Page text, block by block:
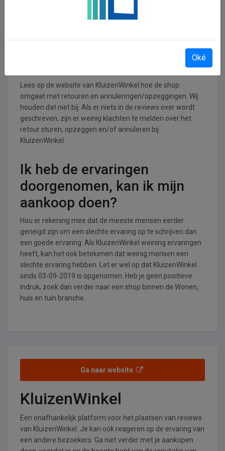
KluizenWinkel is actief in de Wonen, huis en tuin branche.
annuleren bij KluizenWinkel
Lees op de website van KluizenWinkel hoe de shop
omgaat met retouren en annuleringen/opzeggingen. Wij
houden dat niet bij. Als er niets in de reviews over wordt
geschreven, zijn er weinig klachten te melden over het
retour sturen, opzeggen en/of annuleren bij
KluizenWinkel.
Ik heb de ervaringen
doorgenomen, kan ik mijn
aankoop doen?
Hou er rekening mee dat de meeste mensen eerder
geneigd zijn om een slechte ervaring op te schrijven dan
een goede ervaring. Als KluizenWinkel weining ervaringen
heeft, kan het ook betekenen dat weinig mensen een
slechte ervaring hebben. Let er wel op dat KluizenWinkel
sinds 03-09-2019 is opgenomen. Heb je geen positieve
indruk, zoek dan verder naar een shop binnen de Wonen,
huis en tuin branche.
Ga naar website
KluizenWinkel
Een onafhankelijk platform voor het plaatsen van reviews
van KluizenWinkel. Je kan ook reageren op de ervaring van
een andere bezoekers. Ga niet verder met je aankopen
Oké